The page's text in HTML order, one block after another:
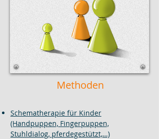
Methoden
Schematherapie für Kinder
(Handpuppen, Fingerpuppen,
Stuhldialog, pferdegestützt,…)